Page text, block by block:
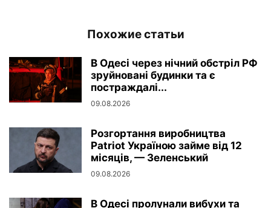
Похожие статьи
В Одесі через нічний обстріл РФ
зруйновані будинки та є
постраждалі...
09.08.2026
Розгортання виробництва
Patriot Україною займе від 12
місяців, — Зеленський
09.08.2026
В Одесі пролунали вибухи та